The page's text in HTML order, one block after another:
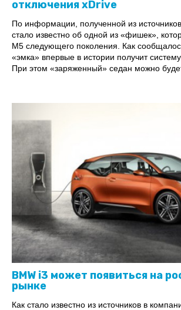
отключения xDrive
По информации, полученной из
стало известно об одной из «фишек»,
M5 следующего поколения. Как
«эмка» впервые в истории получит
При этом «заряженный» седан можно будет
BMW i3 может появиться на
рынке
Как стало известно из источников в